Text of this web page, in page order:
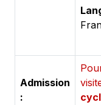
Admission
: